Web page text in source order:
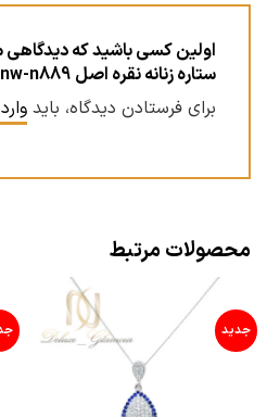
اولین کسی باشید که دیدگاهی
ستاره زنانه نقره اصل nw-n889”
برای فرستادن دیدگاه، باید
محصولات مرتبط
جدید